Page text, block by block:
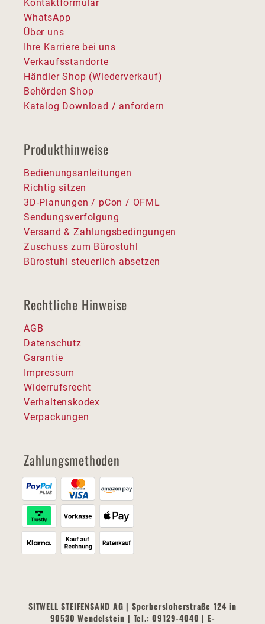
Kontaktformular
WhatsApp
Über uns
Ihre Karriere bei uns
Verkaufsstandorte
Händler Shop (Wiederverkauf)
Behörden Shop
Katalog Download / anfordern
Produkthinweise
Bedienungsanleitungen
Richtig sitzen
3D-Planungen / pCon / OFML
Sendungsverfolgung
Versand & Zahlungsbedingungen
Zuschuss zum Bürostuhl
Bürostuhl steuerlich absetzen
Rechtliche Hinweise
AGB
Datenschutz
Garantie
Impressum
Widerrufsrecht
Verhaltenskodex
Verpackungen
Zahlungsmethoden
SITWELL STEIFENSAND AG | Sperbersloherstraße 124 in
90530 Wendelstein | Tel.: 09129-4040 | E-